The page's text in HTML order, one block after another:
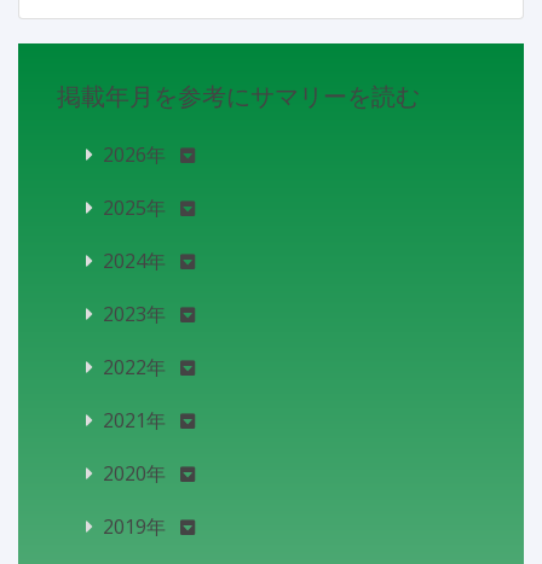
掲載年月を参考にサマリーを読む
2026年
2025年
2024年
2023年
2022年
2021年
2020年
2019年